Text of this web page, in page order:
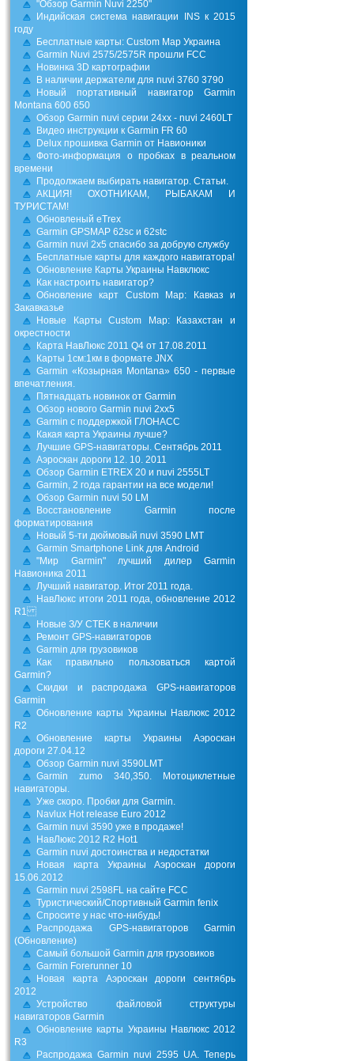
"Обзор Garmin Nuvi 2250"
Индийская система навигации INS к 2015
году
Бесплатные карты: Custom Map Украина
Garmin Nuvi 2575/2575R прошли FCC
Новинка 3D картографии
В наличии держатели для nuvi 3760 3790
Новый портативный навигатор Garmin
Montana 600 650
Обзор Garmin nuvi серии 24xx - nuvi 2460LT
Видео инструкции к Garmin FR 60
Delux прошивка Garmin от Навионики
Фото-информация о пробках в реальном
времени
Продолжаем выбирать навигатор. Статьи.
АКЦИЯ! ОХОТНИКАМ, РЫБАКАМ И
ТУРИСТАМ!
Обновленый eTrex
Garmin GPSMAP 62sc и 62stc
Garmin nuvi 2x5 спасибо за добрую службу
Бесплатные карты для каждого навигатора!
Обновление Карты Украины Навклюкс
Как настроить навигатор?
Обновление карт Custom Map: Кавказ и
Закавказье
Новые Карты Custom Map: Казахстан и
окрестности
Карта НавЛюкс 2011 Q4 от 17.08.2011
Карты 1см:1км в формате JNX
Garmin «Козырная Montana» 650 - первые
впечатления.
Пятнадцать новинок от Garmin
Обзор нового Garmin nuvi 2хх5
Garmin с поддержкой ГЛОНАСС
Какая карта Украины лучше?
Лучшие GPS-навигаторы. Сентябрь 2011
Аэроскан дороги 12. 10. 2011
Обзор Garmin ETREX 20 и nuvi 2555LT
Garmin, 2 года гарантии на все модели!
Обзор Garmin nuvi 50 LM
Восстановление Garmin после
форматирования
Новый 5-ти дюймовый nuvi 3590 LMT
Garmin Smartphone Link для Android
"Мир Garmin" лучший дилер Garmin
Навионика 2011
Лучший навигатор. Итог 2011 года.
НавЛюкс итоги 2011 года, обновление 2012
R1
Новые З/У CTEK в наличии
Ремонт GPS-навигаторов
Garmin для грузовиков
Как правильно пользоваться картой
Garmin?
Скидки и распродажа GPS-навигаторов
Garmin
Обновление карты Украины Навлюкс 2012
R2
Обновление карты Украины Аэроскан
дороги 27.04.12
Обзор Garmin nuvi 3590LMT
Garmin zumo 340,350. Мотоциклетные
навигаторы.
Уже скоро. Пробки для Garmin.
Navlux Hot release Euro 2012
Garmin nuvi 3590 уже в продаже!
НавЛюкс 2012 R2 Hot1
Garmin nuvi достоинства и недостатки
Новая карта Украины Аэроскан дороги
15.06.2012
Garmin nuvi 2598FL на сайте FCC
Туристический/Спортивный Garmin fenix
Спросите у нас что-нибудь!
Распродажа GPS-навигаторов Garmin
(Обновление)
Самый большой Garmin для грузовиков
Garmin Forerunner 10
Новая карта Аэроскан дороги сентябрь
2012
Устройство файловой структуры
навигаторов Garmin
Обновление карты Украины Навлюкс 2012
R3
Распродажа Garmin nuvi 2595 UA. Теперь